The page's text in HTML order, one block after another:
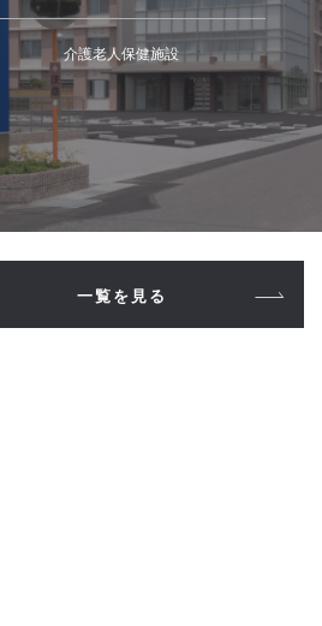
介護老人保健施設
一覧を見る